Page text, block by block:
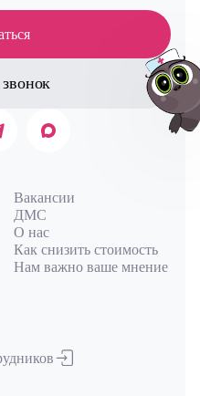
звонок
Вакансии
ДМС
О нас
Как снизить стоимость
Нам важно ваше мнение